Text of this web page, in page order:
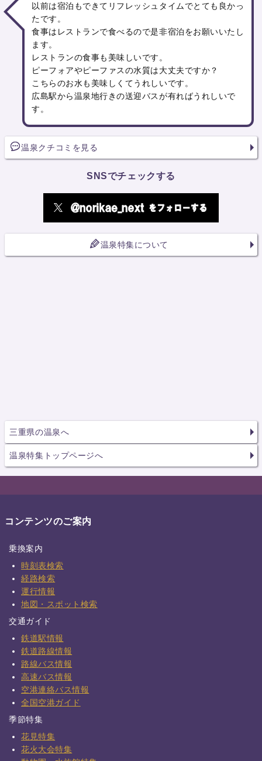
以前は宿泊もできてリフレッシュタイムでとても良かっ
たです。
食事はレストランで食べるので是非宿泊をお願いいたし
ます。
レストランの食事も美味しいです。
ピーフォアやピーファスの水質は大丈夫ですか？
こちらのお水も美味しくてうれしいです。
広島駅から温泉地行きの送迎バスが有ればうれしいで
す。
温泉クチコミを見る
SNSでチェックする
温泉特集について
三重県の温泉へ
温泉特集トップページへ
コンテンツのご案内
乗換案内
時刻表検索
経路検索
運行情報
地図・スポット検索
交通ガイド
鉄道駅情報
鉄道路線情報
路線バス情報
高速バス情報
空港連絡バス情報
全国空港ガイド
季節特集
花見特集
花火大会特集